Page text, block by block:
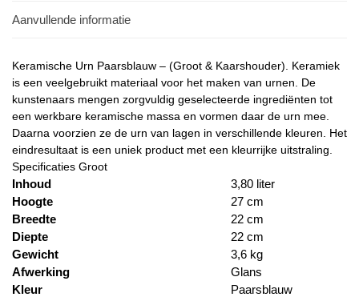
Aanvullende informatie
Keramische Urn Paarsblauw – (Groot & Kaarshouder). Keramiek
is een veelgebruikt materiaal voor het maken van urnen. De
kunstenaars mengen zorgvuldig geselecteerde ingrediënten tot
een werkbare keramische massa en vormen daar de urn mee.
Daarna voorzien ze de urn van lagen in verschillende kleuren. Het
eindresultaat is een uniek product met een kleurrijke uitstraling.
Specificaties Groot
Inhoud
3,80 liter
Hoogte
27 cm
Breedte
22 cm
Diepte
22 cm
Gewicht
3,6 kg
Afwerking
Glans
Kleur
Paarsblauw